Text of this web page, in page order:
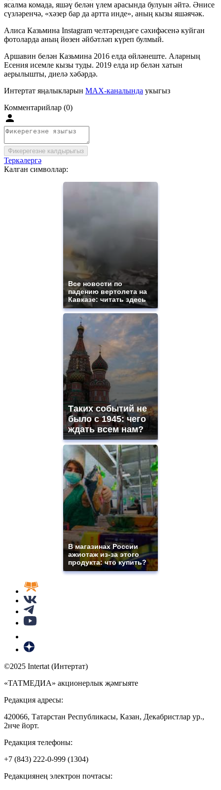
ясалма комада, яшәү белән үлем арасында булуын әйтә. Әнисе
сүзләренчә, «хәзер бар да артта инде», аның кызы яшәячәк.
Алиса Казьмина Instagram челтәрендәге сәхифәсенә куйган
фотоларда аның йөзен әйбәтләп күреп булмый.
Аршавин белән Казьмина 2016 елда өйләнеште. Аларның
Есения исемле кызы туды. 2019 елда ир белән хатын
аерылышты, диелә хәбәрдә.
Интертат яңалыкларын MAX-каналында укыгыз
Комментарийлар (0)
Фикерегезне калдырыгыз
Теркәлергә
Калган символлар:
Все новости по
падению вертолета на
Кавказе: читать здесь
Таких событий не
было с 1945: чего
ждать всем нам?
В магазинах России
ажиотаж из-за этого
продукта: что купить?
©2025 Intertat (Интертат)
«ТАТМЕДИА» акционерлык җәмгыяте
Редакция адресы:
420066, Татарстан Республикасы, Казан, Декабристлар ур.,
2нче йорт.
Редакция телефоны:
+7 (843) 222-0-999 (1304)
Редакциянең электрон почтасы: